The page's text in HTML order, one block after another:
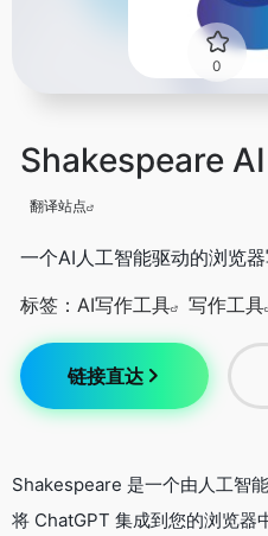
0
Shakespeare
翻译站点
一个AI人工智能驱动的浏览器
标签： AI写作工具 写作工具
链接直达
Shakespeare 是一个由人工智
将 ChatGPT 集成到您的浏览器